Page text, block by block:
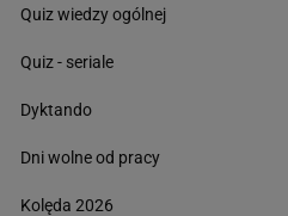
Quiz wiedzy ogólnej
Quiz - seriale
Dyktando
Dni wolne od pracy
Kolęda 2026